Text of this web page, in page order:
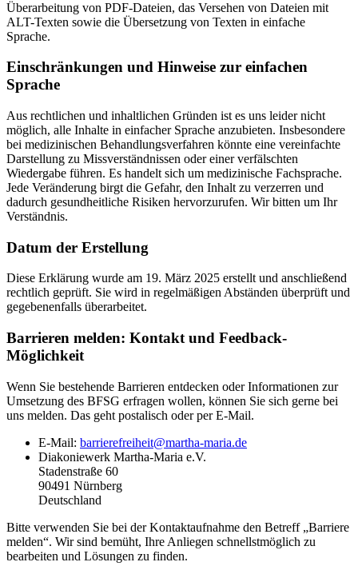
Überarbeitung von PDF-Dateien, das Versehen von Dateien mit
ALT-Texten sowie die Übersetzung von Texten in einfache
Sprache.
Einschränkungen und Hinweise zur einfachen
Sprache
Aus rechtlichen und inhaltlichen Gründen ist es uns leider nicht
möglich, alle Inhalte in einfacher Sprache anzubieten. Insbesondere
bei medizinischen Behandlungsverfahren könnte eine vereinfachte
Darstellung zu Missverständnissen oder einer verfälschten
Wiedergabe führen. Es handelt sich um medizinische Fachsprache.
Jede Veränderung birgt die Gefahr, den Inhalt zu verzerren und
dadurch gesundheitliche Risiken hervorzurufen. Wir bitten um Ihr
Verständnis.
Datum der Erstellung
Diese Erklärung wurde am 19. März 2025 erstellt und anschließend
rechtlich geprüft. Sie wird in regelmäßigen Abständen überprüft und
gegebenenfalls überarbeitet.
Barrieren melden: Kontakt und Feedback-
Möglichkeit
Wenn Sie bestehende Barrieren entdecken oder Informationen zur
Umsetzung des BFSG erfragen wollen, können Sie sich gerne bei
uns melden. Das geht postalisch oder per E-Mail.
E-Mail: barrierefreiheit@martha-maria.de
Diakoniewerk Martha-Maria e.V.
Stadenstraße 60
90491 Nürnberg
Deutschland
Bitte verwenden Sie bei der Kontaktaufnahme den Betreff „Barriere
melden“. Wir sind bemüht, Ihre Anliegen schnellstmöglich zu
bearbeiten und Lösungen zu finden.